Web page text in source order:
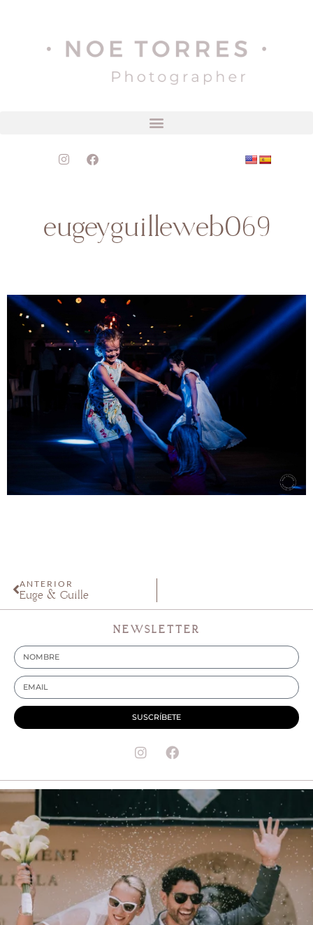
eugeyguilleweb069
ANTERIOR
Euge & Guille
NEWSLETTER
SUSCRÍBETE